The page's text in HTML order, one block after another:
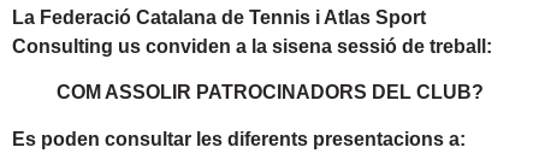
La Federació Catalana de Tennis i Atlas Sport
Consulting us conviden a la sisena sessió de treball:
COM ASSOLIR PATROCINADORS DEL CLUB?
Es poden consultar les diferents presentacions a: